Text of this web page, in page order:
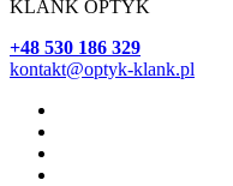
KLANK OPTYK
+48 530 186 329
kontakt@optyk-klank.pl